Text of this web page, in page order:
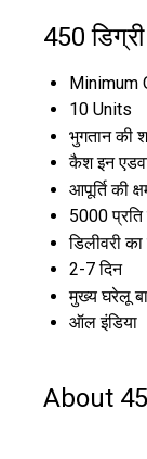
450
Minimum
10 Units
भुगतान की
कैश इन
आपूर्ति की
5000 प्रति
डिलीवरी
2-7 दिन
मुख्य घरेलू
ऑल इंडिया
About